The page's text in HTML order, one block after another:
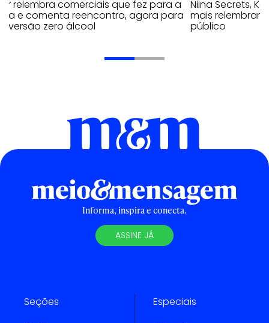
relembra comerciais que fez para a
e comenta reencontro, agora para
versão zero álcool
Niina Secrets,
mais
público
Informa, inspira e conecta.
ASSINE JÁ
Seções Especiais